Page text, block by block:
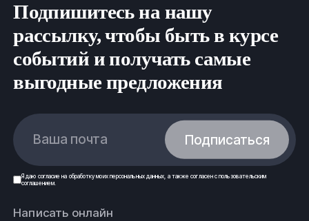
Подпишитесь на нашу
рассылку, чтобы быть в курсе
событий и получать самые
выгодные предложения
Ваша почта Подписаться
Я даю согласие на обработку моих персональных данных , а также согласен спользовательским
соглашением.
Написать онлайн